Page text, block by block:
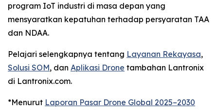
program IoT industri di masa depan yang
mensyaratkan kepatuhan terhadap persyaratan TAA
dan NDAA.
Pelajari selengkapnya tentang Layanan Rekayasa,
Solusi SOM, dan Aplikasi Drone tambahan Lantronix
di Lantronix.com.
*Menurut Laporan Pasar Drone Global 2025–2030